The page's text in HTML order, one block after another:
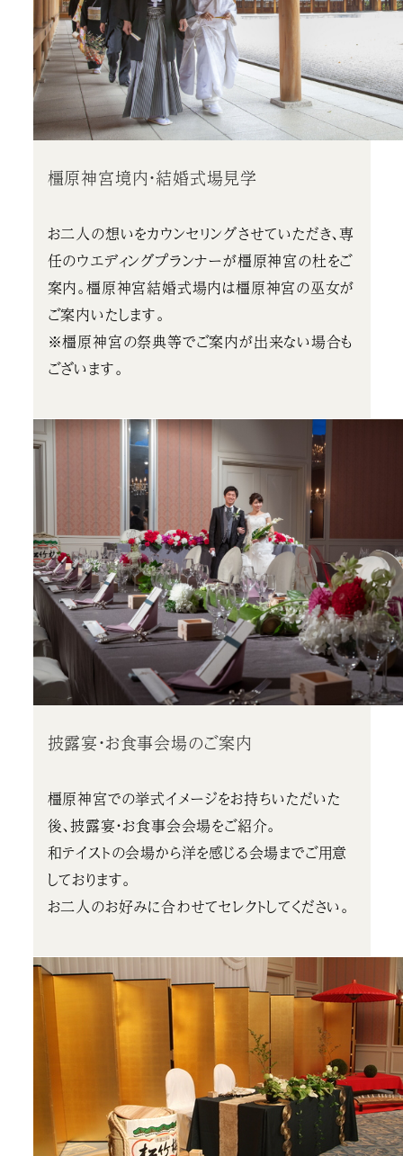
橿原神宮境内・結婚式場見学
お二人の想いをカウンセリングさせていただき、専
任のウエディングプランナーが橿原神宮の杜をご
案内。橿原神宮結婚式場内は橿原神宮の巫女が
ご案内いたします。
※橿原神宮の祭典等でご案内が出来ない場合も
ございます。
披露宴・お食事会場のご案内
橿原神宮での挙式イメージをお持ちいただいた
後、披露宴・お食事会会場をご紹介。
和テイストの会場から洋を感じる会場までご用意
しております。
お二人のお好みに合わせてセレクトしてください。